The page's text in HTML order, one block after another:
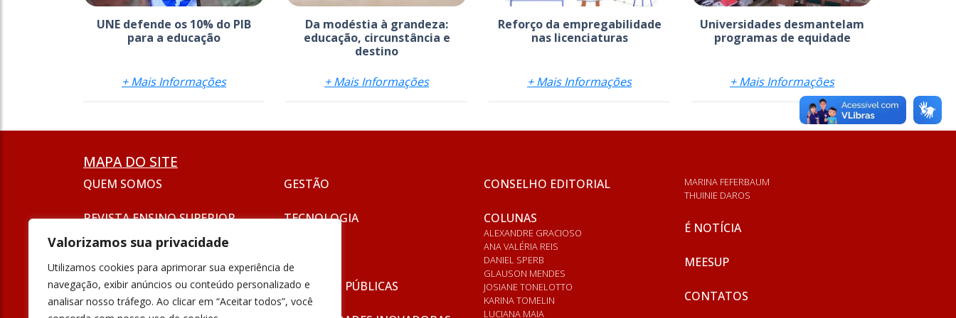
Valorizamos sua privacidade
Utilizamos cookies para aprimorar sua experiência de
navegação, exibir anúncios ou conteúdo personalizado e
analisar nosso tráfego. Ao clicar em “Aceitar todos”, você
UNE defende os 10% do PIB
para a educação
+ Mais Informações
Da modéstia à grandeza:
educação, circunstância e
destino
+ Mais Informações
Reforço da empregabilidade
nas licenciaturas
+ Mais Informações
Universidades desmantelam
programas de equidade
+ Mais Informações
MAPA DO SITE
QUEM SOMOS
REVISTA ENSINO SUPERIOR
SEJA UM ANUNCIANTE
FORMAÇÃO
INOVAÇÃO
GESTÃO
TECNOLOGIA
POLÍTICAS PÚBLICAS
CONSELHO EDITORIAL
COLUNAS
ALEXANDRE GRACIOSO
ANA VALÉRIA REIS
DANIEL SPERB
GLAUSON MENDES
JOSIANE TONELOTTO
KARINA TOMELIN
LUCIANA MAIA
MARINA FEFERBAUM
THUINIE DAROS
É NOTÍCIA
MEESUP
CONTATOS